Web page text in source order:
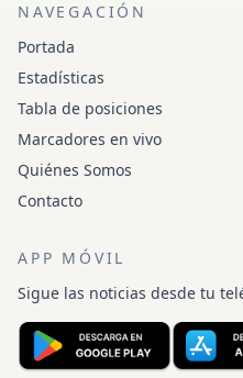
NAVEGACIÓN
Portada
Estadísticas
Tabla de posiciones
Marcadores en vivo
Quiénes Somos
Contacto
APP MÓVIL
Sigue las noticias desde tu